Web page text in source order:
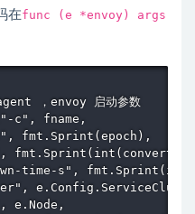
在func (e *envoy) args
，envoy 启动参数
c", fname,
fmt.Sprint(epoch),
time-s",
e.Node,